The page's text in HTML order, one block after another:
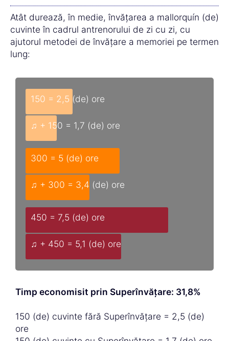
Atât durează, în medie, învățarea a mallorquín (de)
cuvinte în cadrul antrenorului de zi cu zi, cu
ajutorul metodei de învățare a memoriei pe termen
lung:
150 = 2,5 (de) ore
♫ + 150 = 1,7 (de) ore
300 = 5 (de) ore
♫ + 300 = 3,4 (de) ore
450 = 7,5 (de) ore
♫ + 450 = 5,1 (de) ore
Timp economisit prin Superînvățare: 31,8%
150 (de) cuvinte fără Superînvățare = 2,5 (de)
ore